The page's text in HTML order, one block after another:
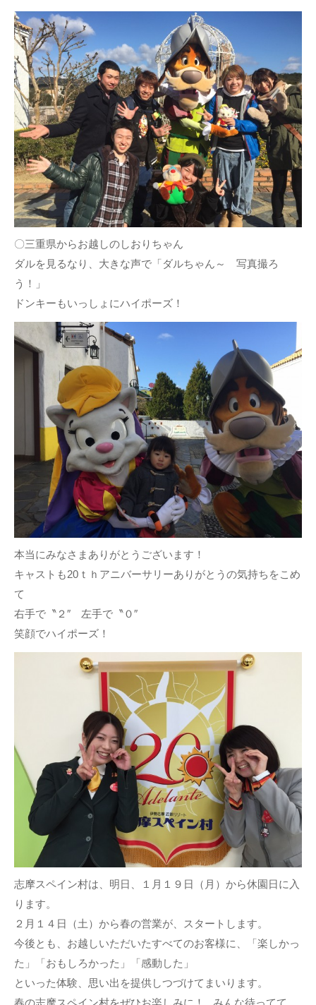
〇三重県からお越しのしおりちゃん
ダルを見るなり、大きな声で「ダルちゃん～ 写真撮ろ
う！」
ドンキーもいっしょにハイポーズ！
本当にみなさまありがとうございます！
キャストも20ｔｈアニバーサリーありがとうの気持ちをこめ
て
右手で〝２″ 左手で〝０″
笑顔でハイポーズ！
志摩スペイン村は、明日、１月１９日（月）から休園日に入
ります。
２月１４日（土）から春の営業が、スタートします。
今後とも、お越しいただいたすべてのお客様に、「楽しかっ
た」「おもしろかった」「感動した」
といった体験、思い出を提供しつづけてまいります。